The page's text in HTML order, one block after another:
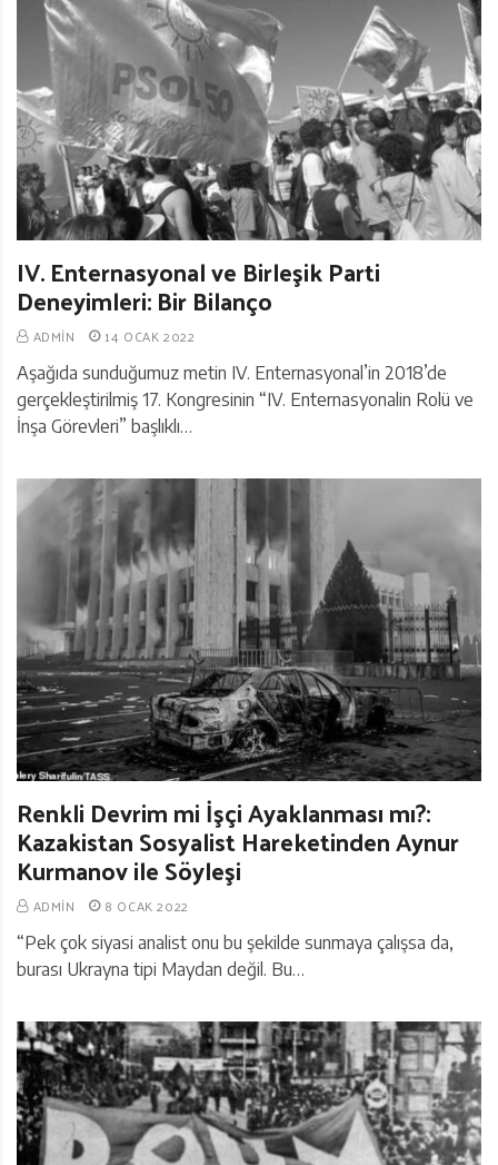
IV. Enternasyonal ve Birleşik Parti
Deneyimleri: Bir Bilanço
ADMIN 14 OCAK 2022
Aşağıda sunduğumuz metin IV. Enternasyonal’in 2018’de
gerçekleştirilmiş 17. Kongresinin “IV. Enternasyonalin Rolü ve
İnşa Görevleri” başlıklı…
Renkli Devrim mi İşçi Ayaklanması mı?:
Kazakistan Sosyalist Hareketinden Aynur
Kurmanov ile Söyleşi
ADMIN 8 OCAK 2022
“Pek çok siyasi analist onu bu şekilde sunmaya çalışsa da,
burası Ukrayna tipi Maydan değil. Bu…